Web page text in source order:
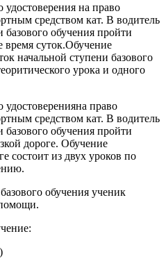
удостоверения на право
средством кат. В водитель
обучения пройти
суток.Обучение
начальной ступени базового
урока и одного
удостоверенияна право
средством кат. В водитель
обучения пройти
дороге. Обучение
состоит из двух уроков по
обучения ученик